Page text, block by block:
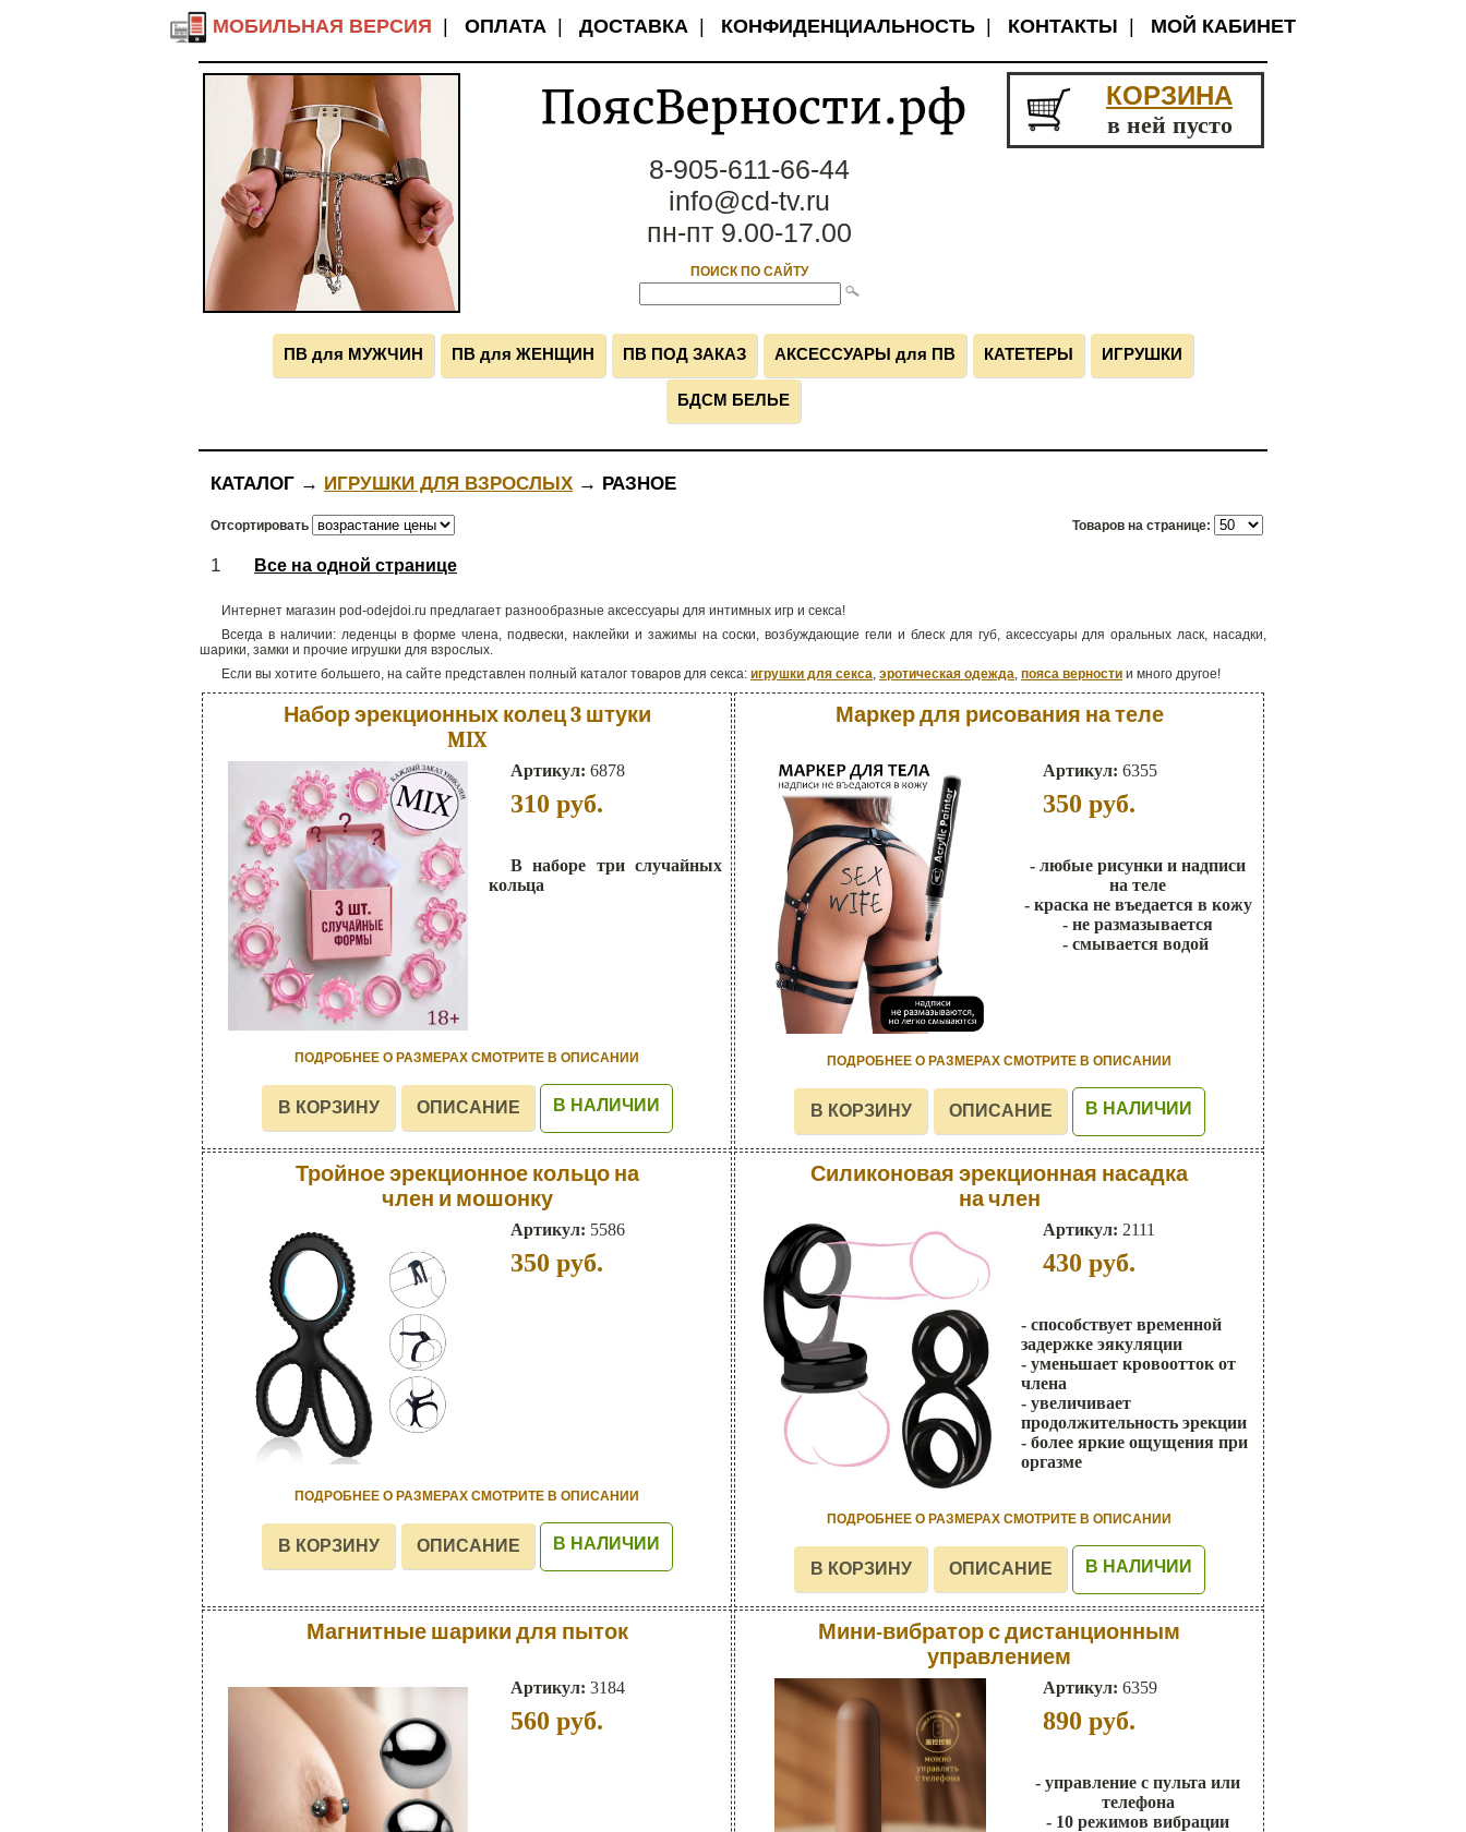
МОБИЛЬНАЯ ВЕРСИЯ |ОПЛАТА |ДОСТАВКА | КОНФИДЕНЦИАЛЬНОСТЬ | КОНТАКТЫ | МОЙ КАБИНЕТ
КОРЗИНА
в ней пусто
8-905-611-66-44
info@cd-tv.ru
пн-пт 9.00-17.00
ПОИСК ПО САЙТУ
ПВ для МУЖЧИН ПВ для ЖЕНЩИН ПВ ПОД ЗАКАЗ АКСЕССУАРЫ для ПВ КАТЕТЕРЫ ИГРУШКИ
БДСМ БЕЛЬЕ
КАТАЛОГ → ИГРУШКИ ДЛЯ ВЗРОСЛЫХ → РАЗНОЕ
Отсортировать Товаров на странице:
1 Все на одной странице
Интернет магазин pod-odejdoi.ru предлагает разнообразные аксессуары для интимных игр и секса!
Всегда в наличии: леденцы в форме члена, подвески, наклейки и зажимы на соски, возбуждающие гели и блеск для губ, аксессуары для оральных ласк, насадки,
шарики, замки и прочие игрушки для взрослых.
Если вы хотите большего, на сайте представлен полный каталог товаров для секса: игрушки для секса, эротическая одежда, пояса верности и много другое!
Набор эрекционных колец 3 штуки
MIX
Артикул: 6878
310 руб.
В наборе три случайных
кольца
ПОДРОБНЕЕ О РАЗМЕРАХ СМОТРИТЕ В ОПИСАНИИ
В НАЛИЧИИ
Маркер для рисования на теле
Артикул: 6355
350 руб.
- любые рисунки и надписи
на теле
- краска не въедается в кожу
- не размазывается
- смывается водой
ПОДРОБНЕЕ О РАЗМЕРАХ СМОТРИТЕ В ОПИСАНИИ
В НАЛИЧИИ
Тройное эрекционное кольцо на
член и мошонку
Артикул: 5586
350 руб.
ПОДРОБНЕЕ О РАЗМЕРАХ СМОТРИТЕ В ОПИСАНИИ
В НАЛИЧИИ
Силиконовая эрекционная насадка
на член
Артикул: 2111
430 руб.
- способствует временной
задержке эякуляции
- уменьшает кровоотток от
члена
- увеличивает
продолжительность эрекции
- более яркие ощущения при
оргазме
ПОДРОБНЕЕ О РАЗМЕРАХ СМОТРИТЕ В ОПИСАНИИ
В НАЛИЧИИ
Магнитные шарики для пыток
Артикул: 3184
560 руб.
Мини-вибратор с дистанционным
управлением
Артикул: 6359
890 руб.
- управление с пульта или
телефона
- 10 режимов вибрации